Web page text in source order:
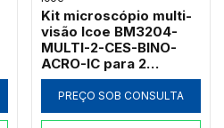
Kit microscópio multi-
visão Icoe BM3204-
MULTI-2-CES-BINO-
ACRO-IC para 2
observadores com
campo escuro a seco e
objetivas acromáticas
PREÇO SOB CONSULTA